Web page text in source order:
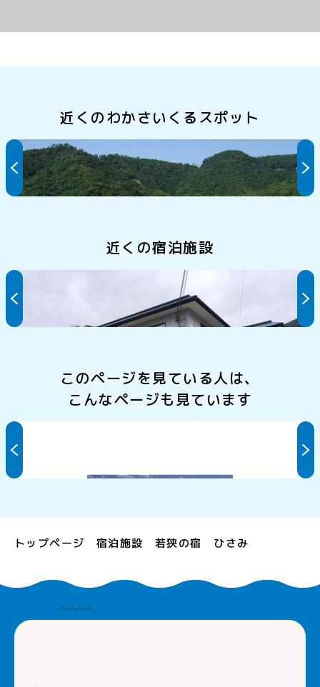
トップページ 宿泊施設 若狭の宿 ひさみ
近くのわかさいくるスポット
世久見海水浴場
近くの宿泊施設
このページを見ている人は、
こんなページも見ています